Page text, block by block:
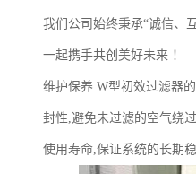
我们公司始终秉承“诚信、
一起携手共创美好未来 ！
维护保养 W型初效过滤器
封性,避免未过滤的空气绕
使用寿命,保证系统的长期稳